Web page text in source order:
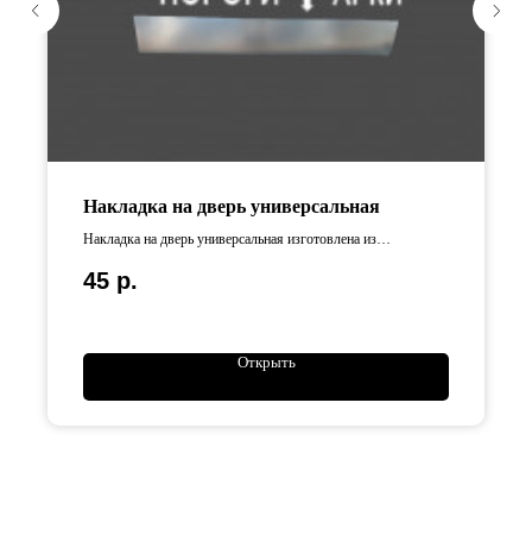
Накладка на дверь универсальная
Накладка на дверь универсальная изготовлена из
45 р.
Открыть